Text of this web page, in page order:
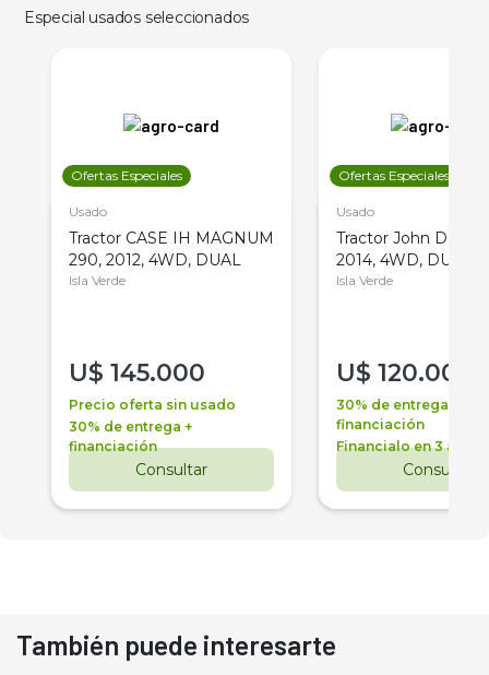
Especial usados seleccionados
Ofertas Especiales
Usado
Tractor CASE IH MAGNUM
290, 2012, 4WD, DUAL
Isla Verde
U$ 145.000
Precio oferta sin usado
30% de entrega +
financiación
Consultar
Ofertas Especiales
Usado
Tractor John Deere
2014, 4WD, DUAL
Isla Verde
U$ 120.000
30% de entrega +
financiación
Financialo en 3 años
Consultar
También puede interesarte